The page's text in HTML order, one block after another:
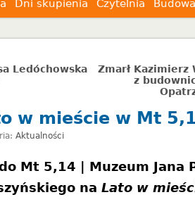
Dni skupienia Czytelnia Budowa
Ledóchowska
Zmarł Kazimierz
z
w mieście w Mt
Aktualności
Mt 5,14 | Muzeum Jana
naLato w